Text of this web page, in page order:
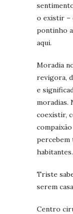
o existir –
pontinho
aqui.
Moradia
revigora,
e
moradias.
coexistir,
percebem
habitantes.
Triste
serem
Centro